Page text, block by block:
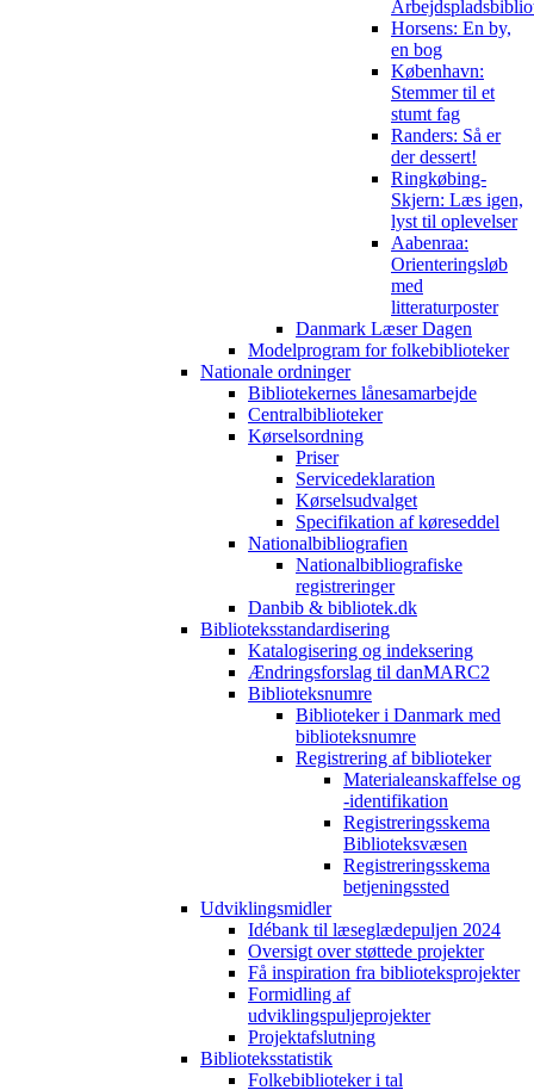
Horsens: En by,
en bog
København:
Stemmer til et
stumt fag
Randers: Så er
der dessert!
Ringkøbing-
Skjern: Læs igen,
lyst til oplevelser
Aabenraa:
Orienteringsløb
med
litteraturposter
Danmark Læser Dagen
Modelprogram for folkebiblioteker
Nationale ordninger
Bibliotekernes lånesamarbejde
Centralbiblioteker
Kørselsordning
Priser
Servicedeklaration
Kørselsudvalget
Specifikation af køreseddel
Nationalbibliografien
Nationalbibliografiske
registreringer
Danbib & bibliotek.dk
Biblioteksstandardisering
Katalogisering og indeksering
Ændringsforslag til danMARC2
Biblioteksnumre
Biblioteker i Danmark med
biblioteksnumre
Registrering af biblioteker
Materialeanskaffelse og
-identifikation
Registreringsskema
Biblioteksvæsen
Registreringsskema
betjeningssted
Udviklingsmidler
Idébank til læseglædepuljen 2024
Oversigt over støttede projekter
Få inspiration fra biblioteksprojekter
Formidling af
udviklingspuljeprojekter
Projektafslutning
Biblioteksstatistik
Folkebiblioteker i tal